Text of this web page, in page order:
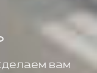
вам